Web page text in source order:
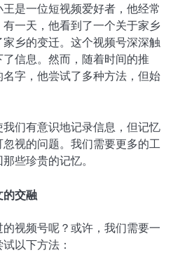
是一位短视频爱好者，他经常
一天，他看到了一个关于家乡
乡的变迁。这个视频号深深触
信息。然而，随着时间的推
字，他尝试了多种方法，但始
们有意识地记录信息，但记忆
视的问题。我们需要更多的工
些珍贵的记忆。
的交融
视频号呢？或许，我们需要一
以下方法：